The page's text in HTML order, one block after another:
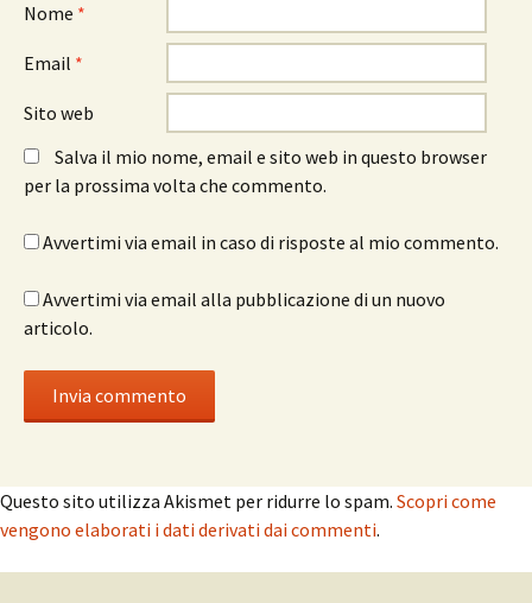
Nome *
Email *
Sito web
Salva il mio nome, email e sito web in questo browser
per la prossima volta che commento.
Avvertimi via email in caso di risposte al mio commento.
Avvertimi via email alla pubblicazione di un nuovo
articolo.
Questo sito utilizza Akismet per ridurre lo spam. Scopri come
vengono elaborati i dati derivati dai commenti.